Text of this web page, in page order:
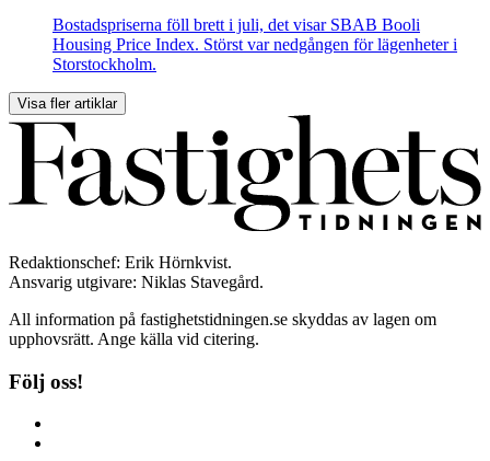
Bostadspriserna föll brett i juli, det visar SBAB Booli
Housing Price Index. Störst var nedgången för lägenheter i
Storstockholm.
Visa fler artiklar
Redaktionschef: Erik Hörnkvist.
Ansvarig utgivare: Niklas Stavegård.
All information på fastighetstidningen.se skyddas av lagen om
upphovsrätt. Ange källa vid citering.
Följ oss!